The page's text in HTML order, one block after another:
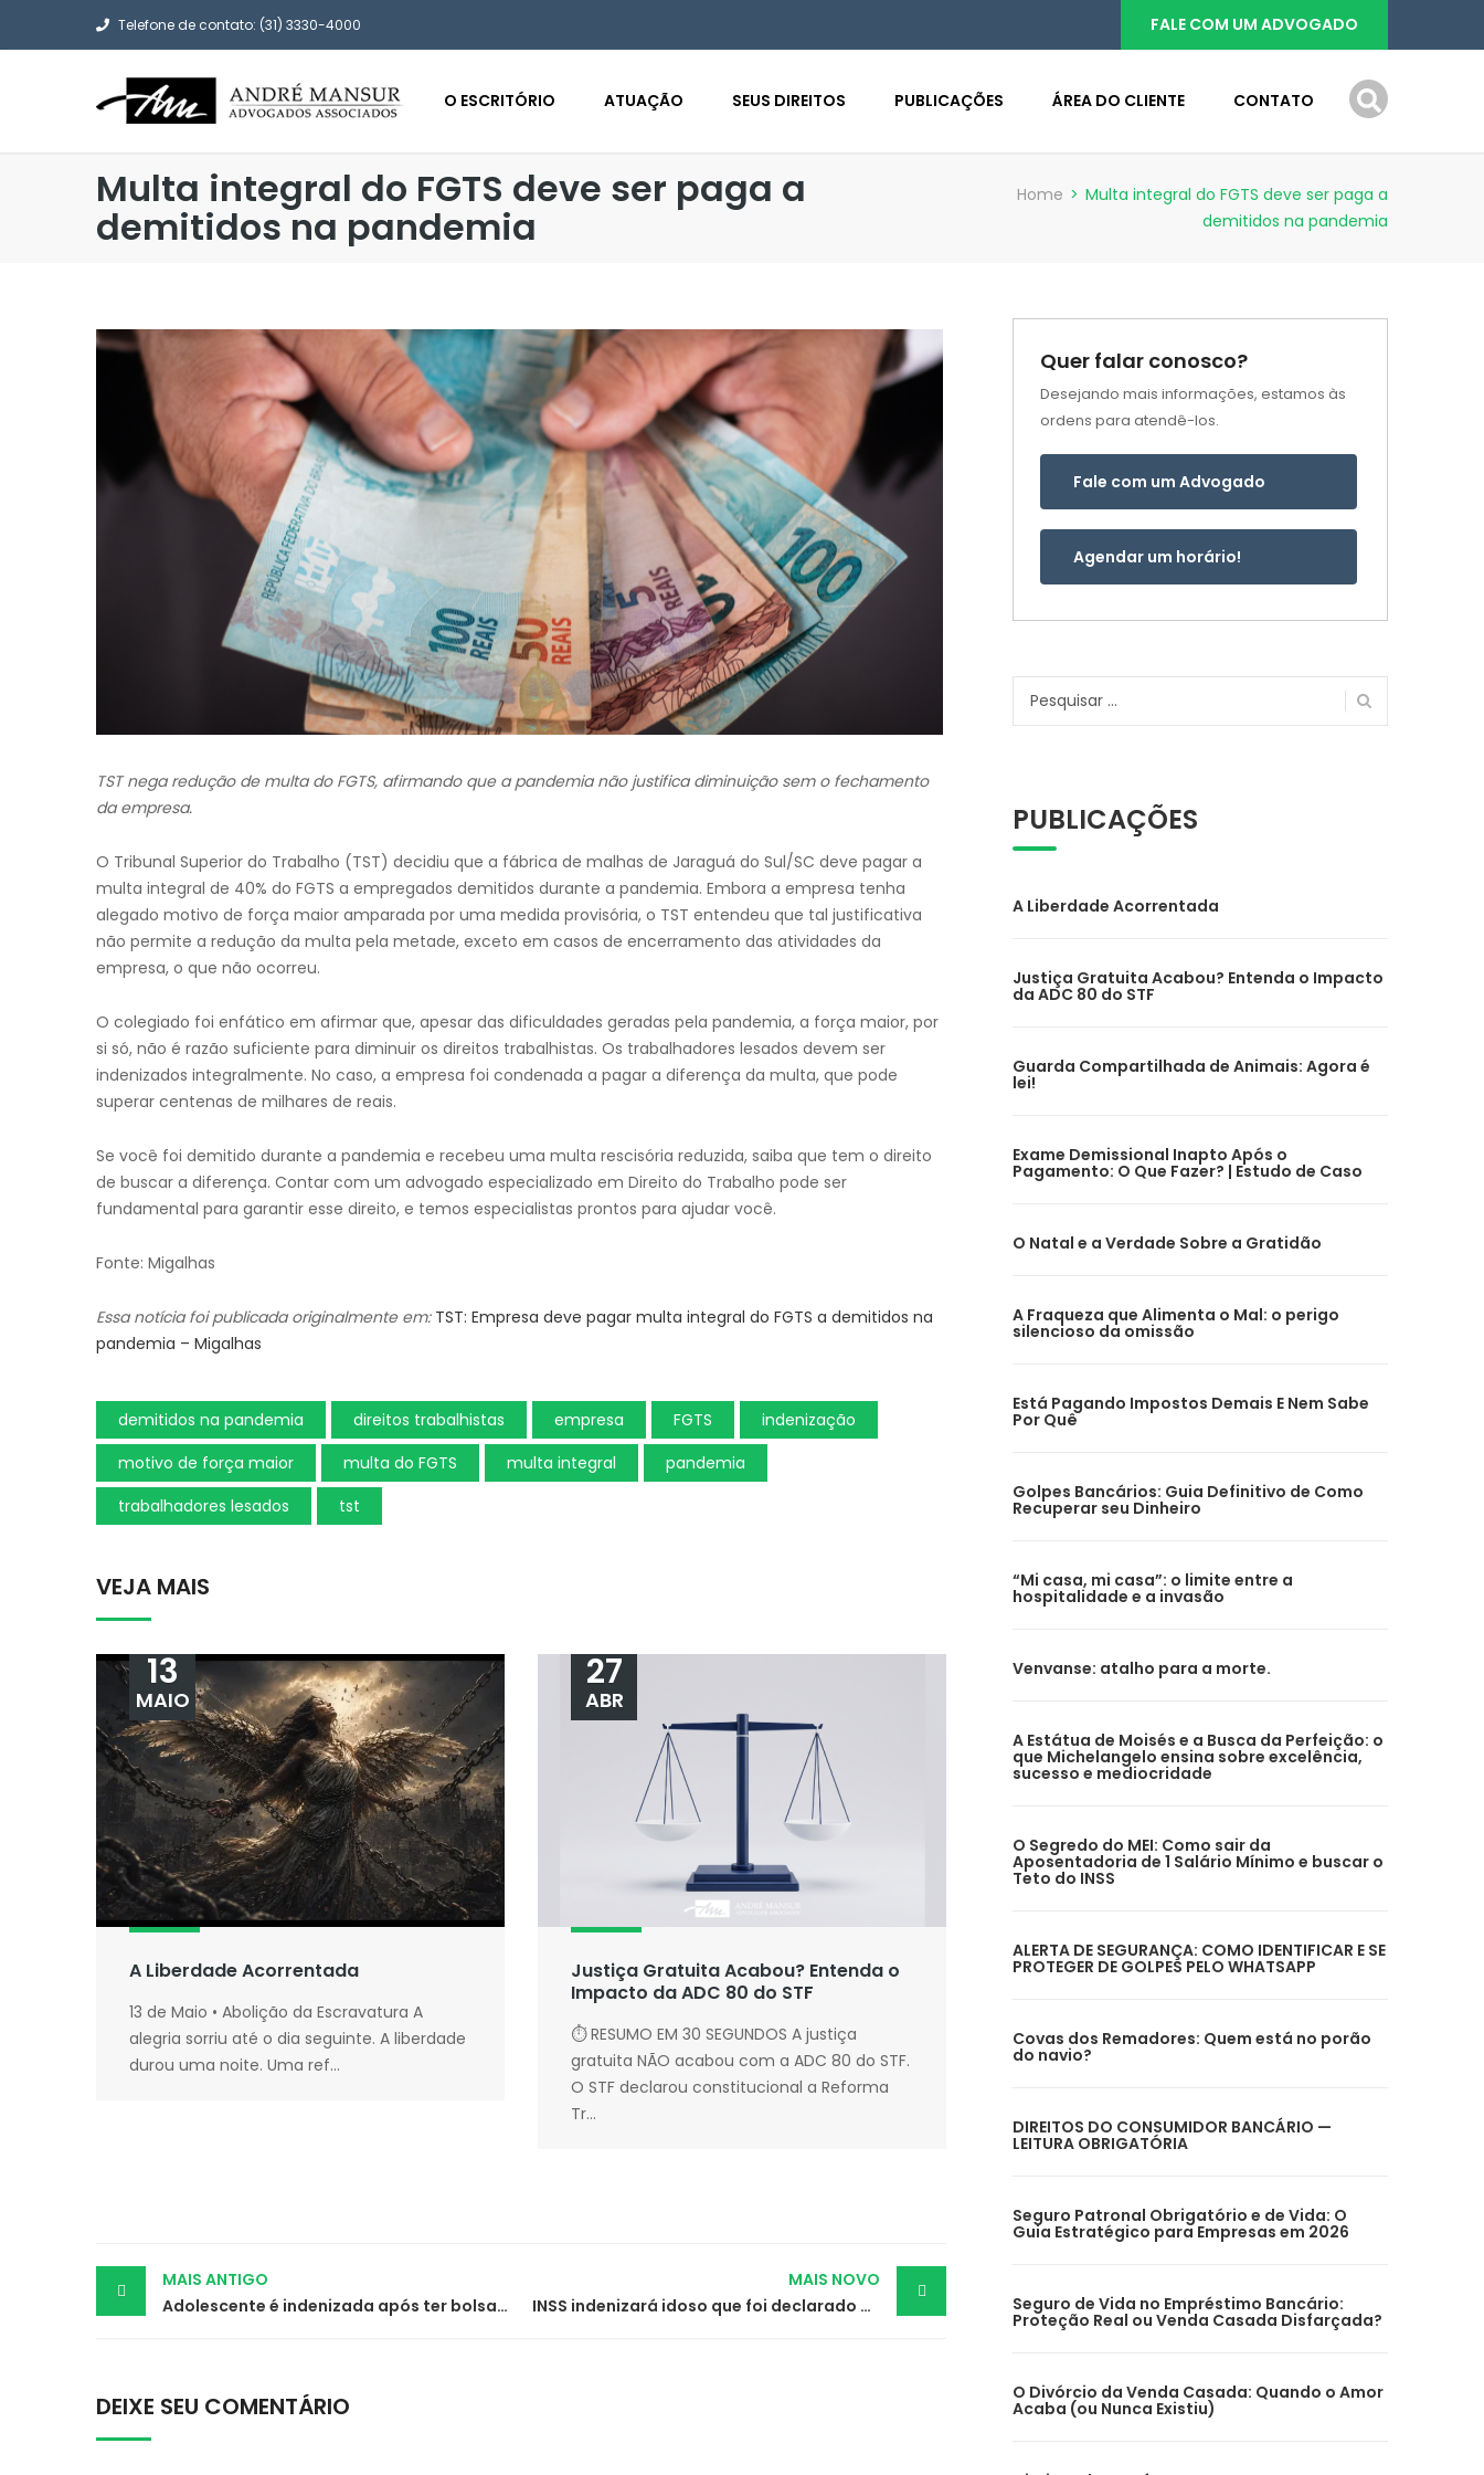
Telefone de contato: (31) 3330-4000 FALE COM UM ADVOGADO
O ESCRITÓRIO ATUAÇÃO SEUS DIREITOS PUBLICAÇÕES ÁREA DO CLIENTE CONTATO
Multa integral do FGTS deve ser paga a
demitidos na pandemia
Home > Multa integral do FGTS deve ser paga a
demitidos na pandemia
TST nega redução de multa do FGTS, afirmando que a pandemia não justifica diminuição sem o fechamento
da empresa.
O Tribunal Superior do Trabalho (TST) decidiu que a fábrica de malhas de Jaraguá do Sul/SC deve pagar a
multa integral de 40% do FGTS a empregados demitidos durante a pandemia. Embora a empresa tenha
alegado motivo de força maior amparada por uma medida provisória, o TST entendeu que tal justificativa
não permite a redução da multa pela metade, exceto em casos de encerramento das atividades da
empresa, o que não ocorreu.
O colegiado foi enfático em afirmar que, apesar das dificuldades geradas pela pandemia, a força maior, por
si só, não é razão suficiente para diminuir os direitos trabalhistas. Os trabalhadores lesados devem ser
indenizados integralmente. No caso, a empresa foi condenada a pagar a diferença da multa, que pode
superar centenas de milhares de reais.
Se você foi demitido durante a pandemia e recebeu uma multa rescisória reduzida, saiba que tem o direito
de buscar a diferença. Contar com um advogado especializado em Direito do Trabalho pode ser
fundamental para garantir esse direito, e temos especialistas prontos para ajudar você.
Fonte: Migalhas
Essa notícia foi publicada originalmente em: TST: Empresa deve pagar multa integral do FGTS a demitidos na
pandemia – Migalhas
demitidos na pandemia direitos trabalhistas empresa FGTS
indenização
motivo de força maior
multa do FGTS multa integral
pandemia
trabalhadores lesados
tst
VEJA MAIS
A Liberdade Acorrentada
13
MAIO
13 de Maio • Abolição da Escravatura A
alegria sorriu até o dia seguinte. A liberdade
durou uma noite. Uma ref...
Justiça Gratuita Acabou? Entenda o
Impacto da ADC 80 do STF
27
ABR
⏱ RESUMO EM 30 SEGUNDOS A justiça
gratuita NÃO acabou com a ADC 80 do STF.
O STF declarou constitucional a Reforma
Tr...
Post
navigation
MAIS ANTIGO
Adolescente é indenizada após ter bolsa revistada em farmácia
MAIS NOVO
INSS indenizará idoso que foi declarado morto e teve aposentadoria suspensa
DEIXE SEU COMENTÁRIO
Quer falar conosco?
Desejando mais informações, estamos às
ordens para atendê-los.
Fale com um Advogado
Agendar um horário!
Pesquisar
PUBLICAÇÕES
A Liberdade Acorrentada
Justiça Gratuita Acabou? Entenda o Impacto
da ADC 80 do STF
Guarda Compartilhada de Animais: Agora é
lei!
Exame Demissional Inapto Após o
Pagamento: O Que Fazer? | Estudo de Caso
O Natal e a Verdade Sobre a Gratidão
A Fraqueza que Alimenta o Mal: o perigo
silencioso da omissão
Está Pagando Impostos Demais E Nem Sabe
Por Quê
Golpes Bancários: Guia Definitivo de Como
Recuperar seu Dinheiro
“Mi casa, mi casa”: o limite entre a
hospitalidade e a invasão
Venvanse: atalho para a morte.
A Estátua de Moisés e a Busca da Perfeição: o
que Michelangelo ensina sobre excelência,
sucesso e mediocridade
O Segredo do MEI: Como sair da
Aposentadoria de 1 Salário Mínimo e buscar o
Teto do INSS
ALERTA DE SEGURANÇA: COMO IDENTIFICAR E SE
PROTEGER DE GOLPES PELO WHATSAPP
Covas dos Remadores: Quem está no porão
do navio?
DIREITOS DO CONSUMIDOR BANCÁRIO —
LEITURA OBRIGATÓRIA
Seguro Patronal Obrigatório e de Vida: O
Guia Estratégico para Empresas em 2026
Seguro de Vida no Empréstimo Bancário:
Proteção Real ou Venda Casada Disfarçada?
O Divórcio da Venda Casada: Quando o Amor
Acaba (ou Nunca Existiu)